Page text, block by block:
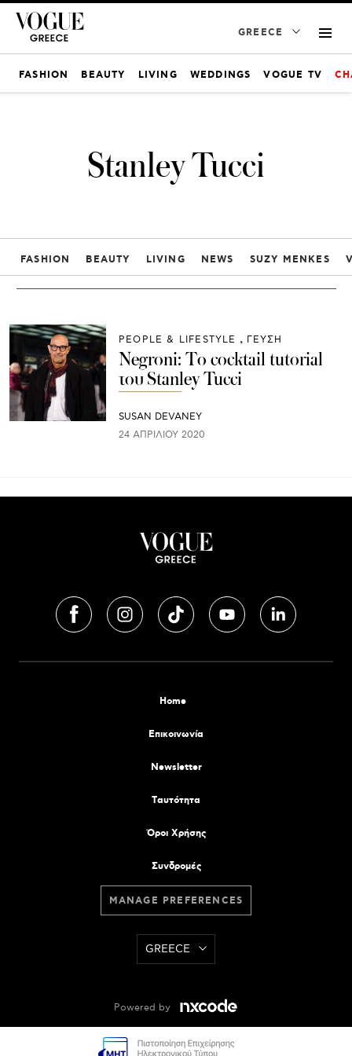
GREECE
FASHION BEAUTY LIVING WEDDINGS VOGUE TV
Stanley Tucci
FASHION BEAUTY LIVING NEWS SUZY MENKES
PEOPLE & LIFESTYLE ΓΕΥΣΗ
Negroni: Το cocktail tutorial
του Stanley Tucci
SUSAN DEVANEY
24 ΑΠΡΙΛΊΟΥ 2020
Home
Επικοινωνία
Newsletter
Tαυτότητα
Όροι Χρήσης
Συνδρομές
MANAGE PREFERENCES
GREECE
Powered by